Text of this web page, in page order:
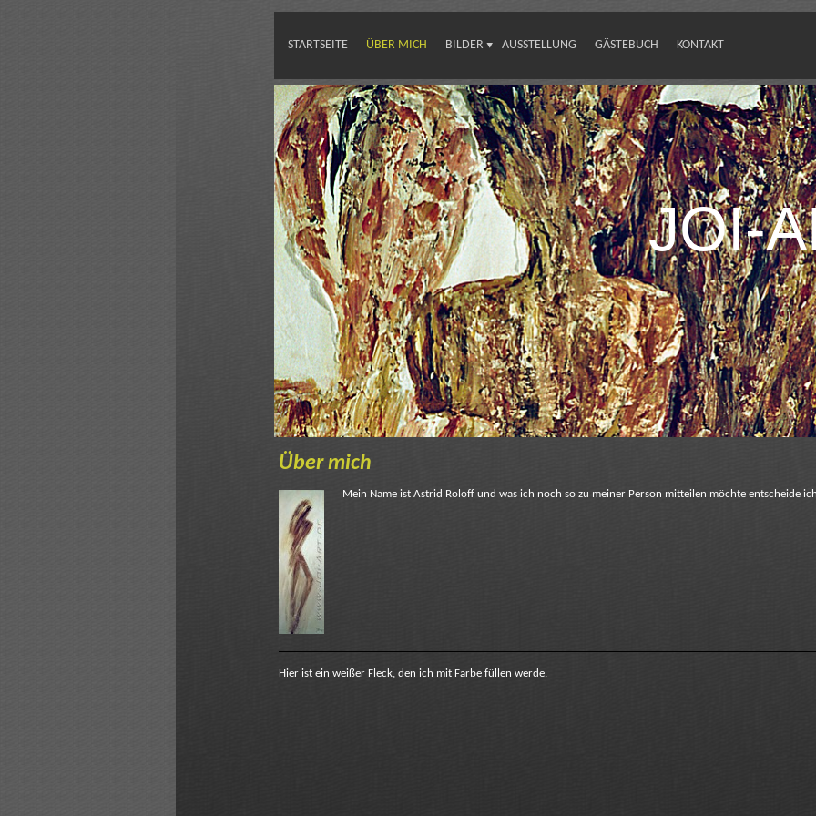
STARTSEITE ÜBER MICH BILDER AUSSTELLUNG GÄSTEBUCH KONTAKT
JOI-
Über mich
Mein Name ist Astrid Roloff und was ich noch so zu meiner Person mitteilen möchte entscheide
Hier ist ein weißer Fleck, den ich mit Farbe füllen werde.